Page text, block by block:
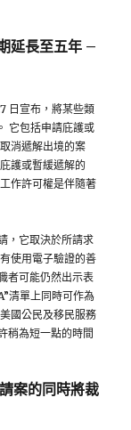
延長至五年 –
日宣布，將某些類
它包括申請庇護或
消遞解出境的案
護或暫緩遞解的
作許可權是伴隨著
，它取決於所請求
使用電子驗證的善
者可能仍然出示表
清單上同時可作為
國公民及移民服務
稍為短一點的時間
案的同時將裁